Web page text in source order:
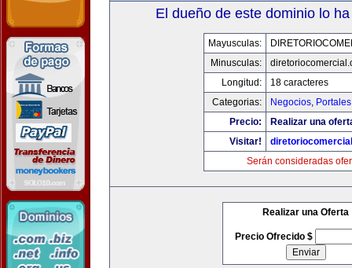
El dueño de este dominio lo
Mayusculas:
Minusculas:
Longitud:
18 caracteres
Categorias:
Negocios, Portales
Precio:
Realizar una
Visitar!
Serán consideradas
Realizar una Oferta
Precio Ofrecido $